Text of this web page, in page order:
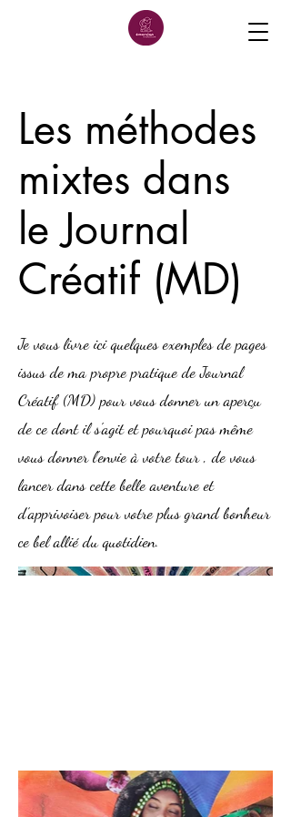
Les méthodes
mixtes dans
le Journal
Créatif (MD)
Je vous livre ici quelques exemples de pages
issus de ma propre pratique de Journal
Créatif (MD) pour vous donner un aperçu
de ce dont il s'agit et pourquoi pas même
vous donner l'envie à votre tour , de vous
lancer dans cette belle aventure et
d'apprivoiser pour votre plus grand bonheur
ce bel allié du quotidien.